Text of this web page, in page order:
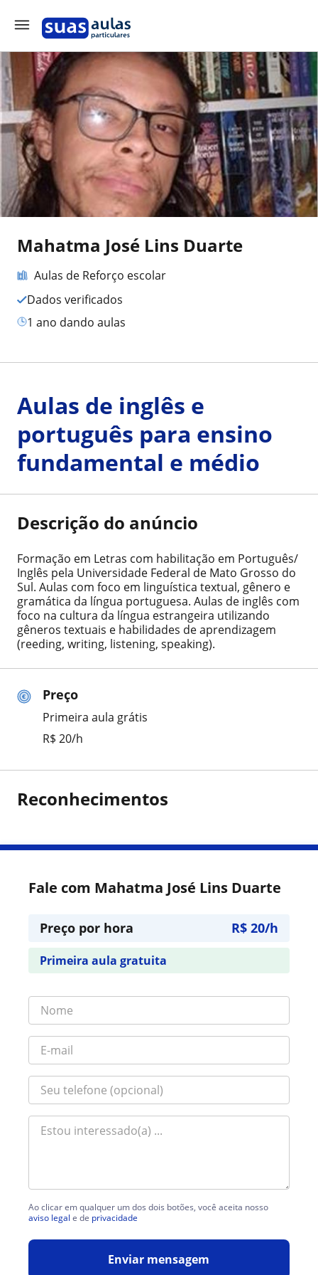
Mahatma José Lins Duarte
Aulas de Reforço escolar
Dados verificados
1 ano dando aulas
Preço
Primeira aula grátis
R$ 20/h
Aulas de inglês e
português para ensino
fundamental e médio
Descrição do anúncio
Formação em Letras com habilitação em Português/
Inglês pela Universidade Federal de Mato Grosso do
Sul. Aulas com foco em linguística textual, gênero e
gramática da língua portuguesa. Aulas de inglês com
foco na cultura da língua estrangeira utilizando
gêneros textuais e habilidades de aprendizagem
(reeding, writing, listening, speaking).
Reconhecimentos
Fale com Mahatma José Lins Duarte
Preço por hora R$ 20/h
Primeira aula gratuita
Ao clicar em qualquer um dos dois botões, você aceita nosso
aviso legal e de privacidade
Enviar mensagem